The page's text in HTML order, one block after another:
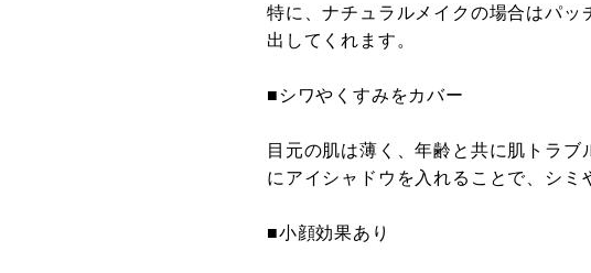
特に、ナチュラルメイクの場合はパ
出してくれます。
■シワやくすみをカバー
目元の肌は薄く、年齢と共に肌トラ
にアイシャドウを入れることで、シミ
■小顔効果あり